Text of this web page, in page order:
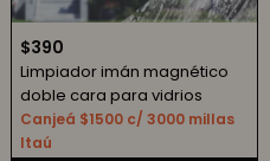
$390
Limpiador imán magnético
doble cara para vidrios
Canjeá $1500 c/ 3000 millas
Itaú